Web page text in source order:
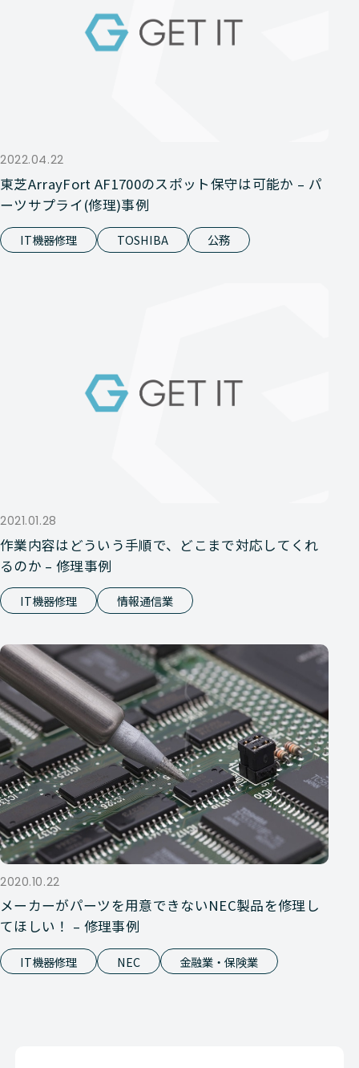
2022.04.22
東芝ArrayFort AF1700のスポット保守は可能か – パ
ーツサプライ(修理)事例
IT機器修理 TOSHIBA 公務
2021.01.28
作業内容はどういう手順で、どこまで対応してくれ
るのか – 修理事例
IT機器修理 情報通信業
2020.10.22
メーカーがパーツを用意できないNEC製品を修理し
てほしい！ – 修理事例
IT機器修理 NEC 金融業・保険業